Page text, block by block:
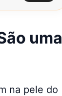
uma
na pele do